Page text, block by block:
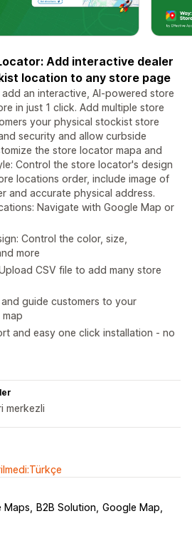
Add interactive dealer
location to any store page
an interactive, AI-powered store
in just 1 click. Add multiple store
your physical stockist store
security and allow curbside
the store locator mapa and
Control the store locator's design
locations order, include image of
and accurate physical address.
Navigate with Google Map or
Control the color, size,
more
CSV file to add many store
guide customers to your
and easy one click installation - no
merkezli
Maps B2B Solution Google Map